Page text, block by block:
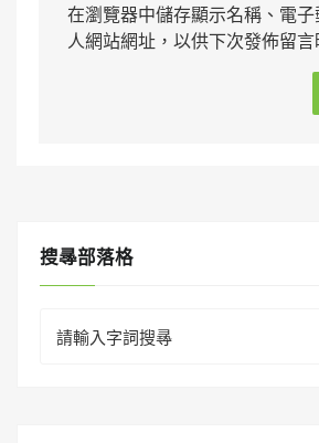
在瀏覽器中儲存顯示名稱、電
人網站網址，以供下次發佈留言
搜㝷部落格
for: